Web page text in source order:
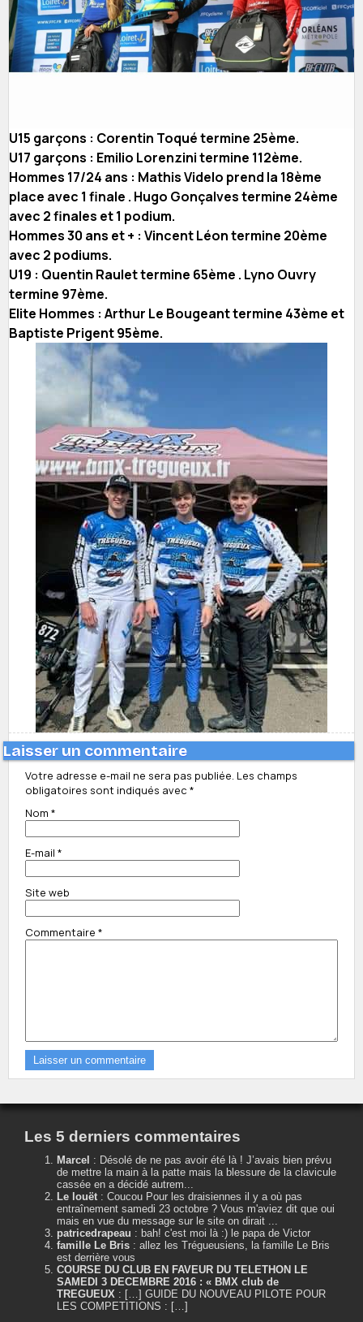
U15 garçons : Corentin Toqué termine 25ème.
U17 garçons : Emilio Lorenzini termine 112ème.
Hommes 17/24 ans : Mathis Videlo prend la 18ème
place avec 1 finale . Hugo Gonçalves termine 24ème
avec 2 finales et 1 podium.
Hommes 30 ans et + : Vincent Léon termine 20ème
avec 2 podiums.
U19 : Quentin Raulet termine 65ème . Lyno Ouvry
termine 97ème.
Elite Hommes : Arthur Le Bougeant termine 43ème et
Baptiste Prigent 95ème.
Laisser un commentaire
Votre adresse e-mail ne sera pas publiée. Les champs
obligatoires sont indiqués avec *
Nom *
E-mail *
Site web
Commentaire *
Les 5 derniers commentaires
Marcel : Désolé de ne pas avoir été là ! J’avais bien prévu
de mettre la main à la patte mais la blessure de la clavicule
cassée en a décidé autrem...
Le louët : Coucou Pour les draisiennes il y a où pas
entraînement samedi 23 octobre ? Vous m'aviez dit que oui
mais en vue du message sur le site on dirait ...
patricedrapeau : bah! c'est moi là :) le papa de Victor
famille Le Bris : allez les Trégueusiens, la famille Le Bris
est derrière vous
COURSE DU CLUB EN FAVEUR DU TELETHON LE
SAMEDI 3 DECEMBRE 2016 : « BMX club de
TREGUEUX : […] GUIDE DU NOUVEAU PILOTE POUR
LES COMPETITIONS : […]